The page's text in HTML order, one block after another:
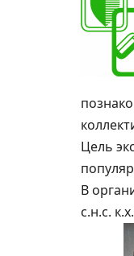
Цель
В
с.н.с.